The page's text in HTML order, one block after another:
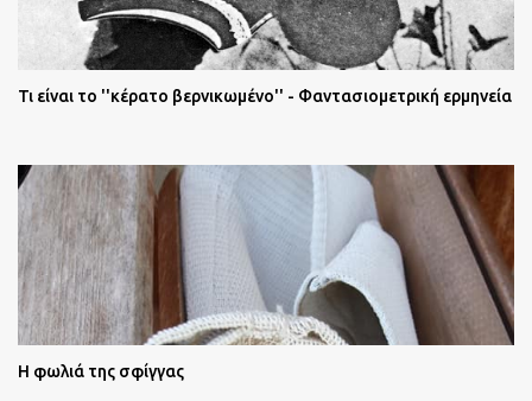
Τι είναι το ''κέρατο βερνικωμένο'' - Φαντασιομετρική ερμηνεία
Η φωλιά της σφίγγας